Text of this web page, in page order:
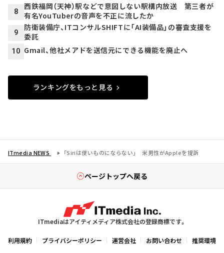
8
西鉄福岡（天神）駅などで意図しない駅構内放送 第三者が
有名YouTuberの音声を不正に流したか
9
防衛装備庁、ITコンサルSHIFTに「AI装備品」の審査支援を
委託
10 Gmail、他社メアドを送信元にできる機能を廃止へ
ランキングをもっと見る
ITmedia NEWS 「Siriは使いものにならない」 米男性がAppleを提訴
ページトップへ戻る
ITmediaはアイティメディア株式会社の登録商標です。
利用規約 プライバシーポリシー 運営会社 お問い合わせ 推奨環境